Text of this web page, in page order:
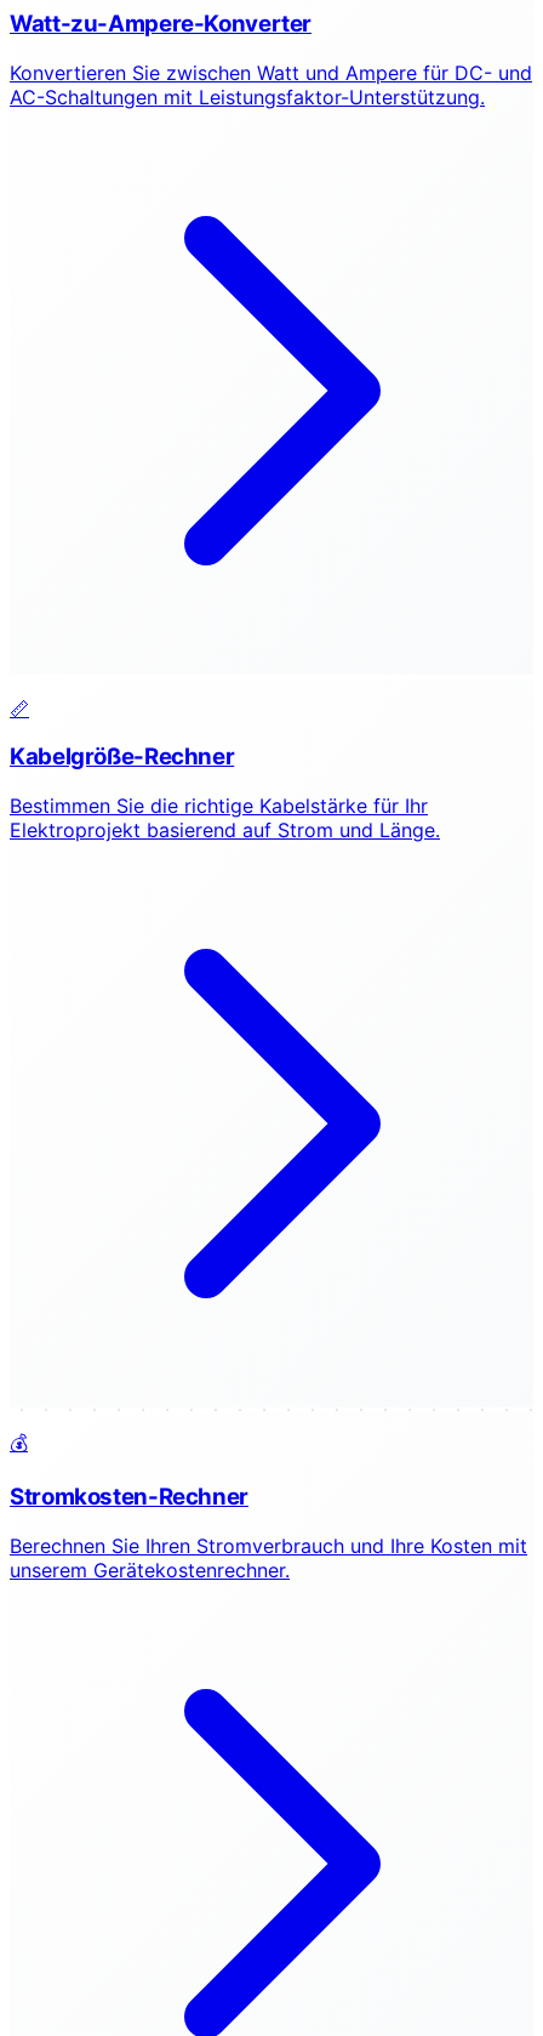
Watt-zu-Ampere-Konverter
Konvertieren Sie zwischen Watt und Ampere für DC- und
AC-Schaltungen mit Leistungsfaktor-Unterstützung.
📏
Kabelgröße-Rechner
Bestimmen Sie die richtige Kabelstärke für Ihr
Elektroprojekt basierend auf Strom und Länge.
💰
Stromkosten-Rechner
Berechnen Sie Ihren Stromverbrauch und Ihre Kosten mit
unserem Gerätekostenrechner.